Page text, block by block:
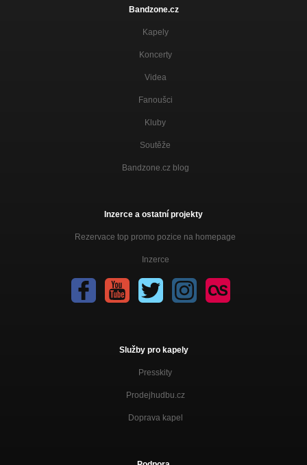
Bandzone.cz
Kapely
Koncerty
Videa
Fanoušci
Kluby
Soutěže
Bandzone.cz blog
Inzerce a ostatní projekty
Rezervace top promo pozice na homepage
Inzerce
Služby pro kapely
Presskity
Prodejhudbu.cz
Doprava kapel